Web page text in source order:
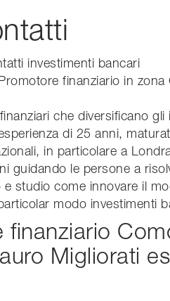
investimenti bancari
finanziario in zona
che diversificano
di 25 anni,
in particolare a
guidando le persone a
e studio come innovare il
modo investimenti
finanziario
Migliorati